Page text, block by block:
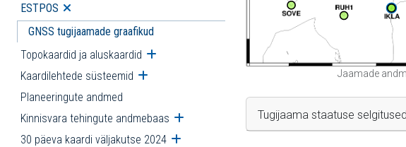
ESTPOS Ava alammenüü
GNSS tugijaamade graafikud
Topokaardid ja aluskaardid Ava alammenüü
Kaardilehtede süsteemid Ava alammenüü
Planeeringute andmed
Kinnisvara tehingute andmebaas Ava alammenüü
30 päeva kaardi väljakutse 2024 Ava alammenüü
Jaamade
Tugijaama staatuse selgitused